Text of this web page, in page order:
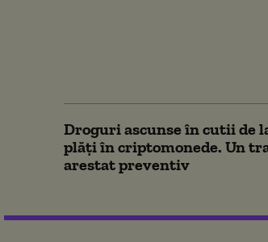
Droguri ascunse în cutii de
plăți în criptomonede. Un
arestat preventiv